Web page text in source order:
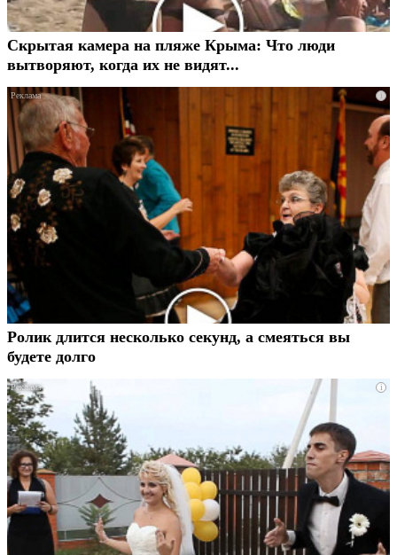
Скрытая камера на пляже Крыма: Что люди
вытворяют, когда их не видят...
i
Ролик длится несколько секунд, а смеяться вы
будете долго
i